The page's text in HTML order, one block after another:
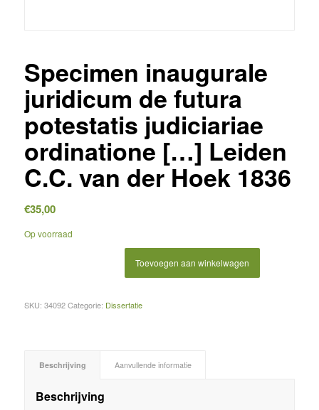
Specimen inaugurale
juridicum de futura
potestatis judiciariae
ordinatione […] Leiden
C.C. van der Hoek 1836
€35,00
Op voorraad
Toevoegen aan winkelwagen
SKU: 34092 Categorie: Dissertatie
Beschrijving Aanvullende informatie
Beschrijving